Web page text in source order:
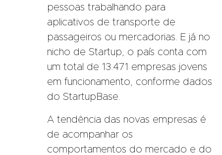
pessoas trabalhando para
aplicativos de transporte de
passageiros ou mercadorias. E já no
nicho de Startup, o país conta com
um total de 13.471 empresas jovens
em funcionamento, conforme dados
do StartupBase.
A tendência das novas empresas é
de acompanhar os
comportamentos do mercado e do